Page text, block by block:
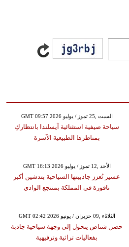
GMT 09:57 2026 السبت ,25 تموز / يوليو
سياحة صيفية استثنائية آيسلندا بانتظاركِ
بمناظرها الطبيعية الآسرة
GMT 16:13 2026 الأحد ,12 تموز / يوليو
عسير تُعزز جاذبيتها السياحية بتدشين أكبر
نافورة في المملكة بمنتجع الوادي
GMT 02:42 2026 الثلاثاء ,09 حزيران / يونيو
حصن شناص يتحول إلى وجهة سياحية جاذبة
بفعاليات تراثية وترفيهية